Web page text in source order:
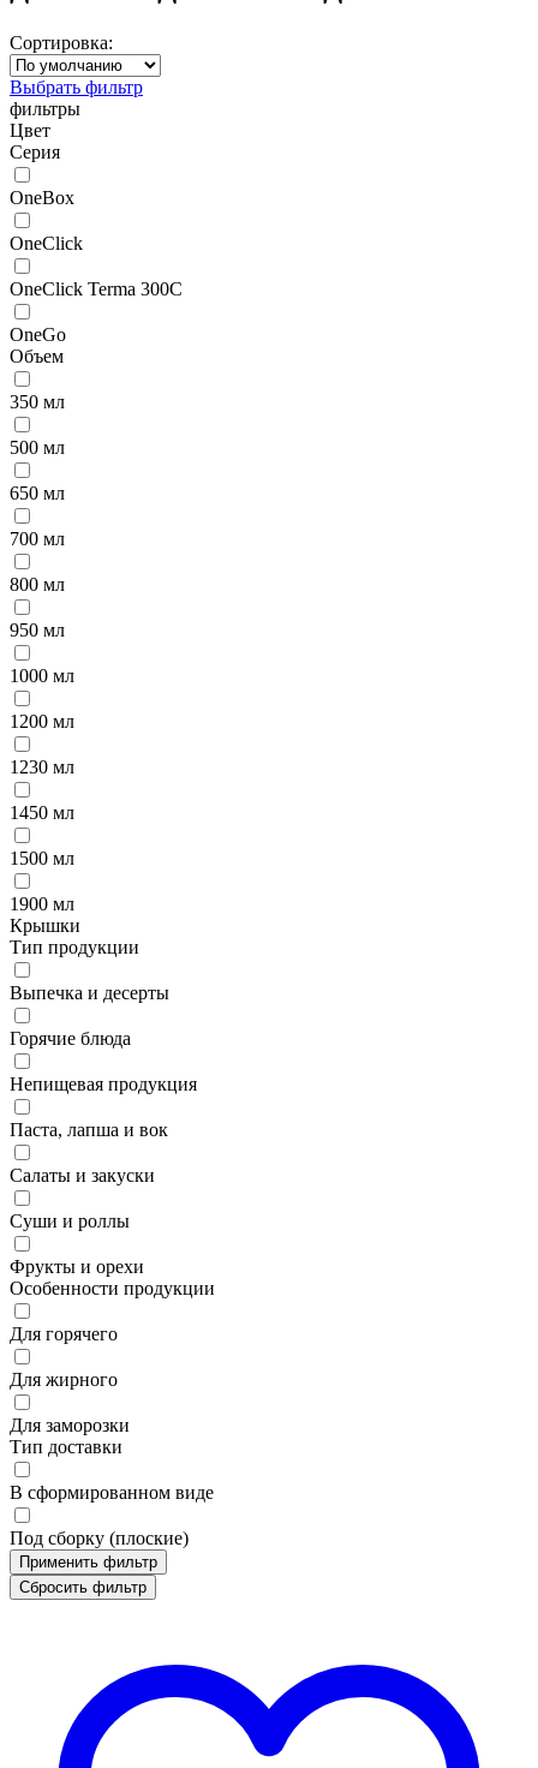
Сортировка:
Выбрать фильтр
фильтры
Цвет
Серия
OneBox
OneClick
OneClick Terma 300C
OneGo
Объем
350 мл
500 мл
650 мл
700 мл
800 мл
950 мл
1000 мл
1200 мл
1230 мл
1450 мл
1500 мл
1900 мл
Крышки
Тип продукции
Выпечка и десерты
Горячие блюда
Непищевая продукция
Паста, лапша и вок
Салаты и закуски
Суши и роллы
Фрукты и орехи
Особенности продукции
Для горячего
Для жирного
Для заморозки
Тип доставки
В сформированном виде
Под сборку (плоские)
Применить фильтр
Сбросить фильтр